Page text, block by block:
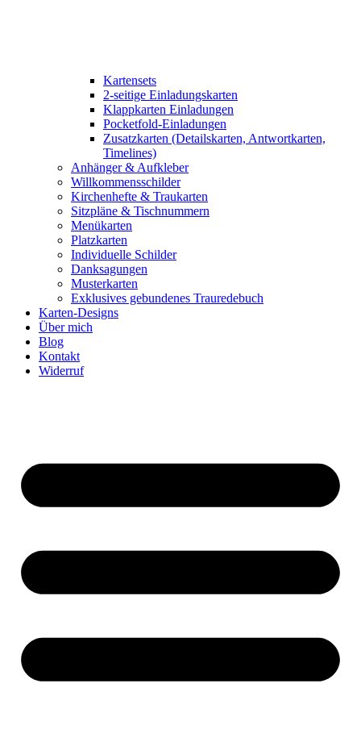
Kartensets
2-seitige Einladungskarten
Klappkarten Einladungen
Pocketfold-Einladungen
Zusatzkarten (Detailskarten, Antwortkarten,
Timelines)
Anhänger & Aufkleber
Willkommensschilder
Kirchenhefte & Traukarten
Sitzpläne & Tischnummern
Menükarten
Platzkarten
Individuelle Schilder
Danksagungen
Musterkarten
Exklusives gebundenes Trauredebuch
Karten-Designs
Über mich
Blog
Kontakt
Widerruf